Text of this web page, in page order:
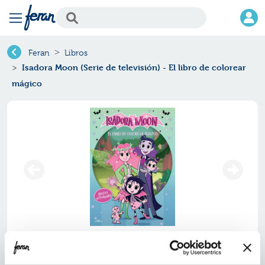
Feran Libros
Isadora Moon (Serie de televisión) - El libro de colorear
mágico
Isadora moon (serie de